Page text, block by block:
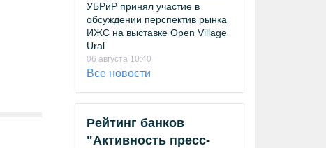
УБРиР принял участие в
обсуждении перспектив рынка
ИЖС на выставке Open Village
Ural
06 августа 10:40
Все новости
Рейтинг банков
"Активность пресс-